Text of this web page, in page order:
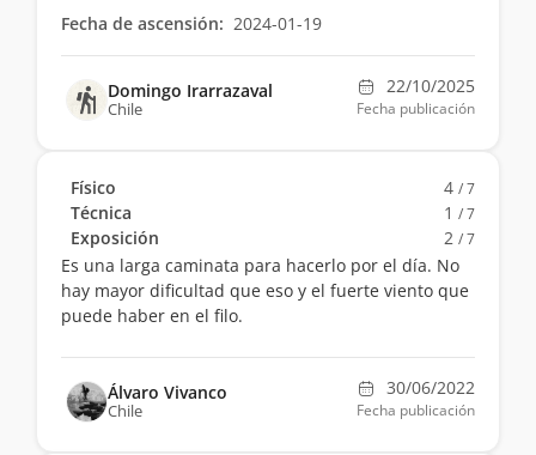
Fecha de ascensión: 2024-01-19
Domingo Irarrazaval
Chile
22/10/2025
Fecha publicación
Físico 4 / 7
Técnica 1 / 7
Exposición 2 / 7
Es una larga caminata para hacerlo por el día. No
hay mayor dificultad que eso y el fuerte viento que
puede haber en el filo.
Álvaro Vivanco
Chile
30/06/2022
Fecha publicación